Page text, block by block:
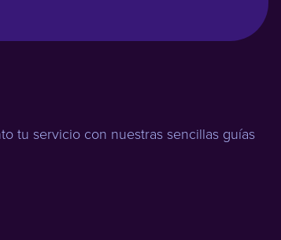
tu servicio con nuestras sencillas guías